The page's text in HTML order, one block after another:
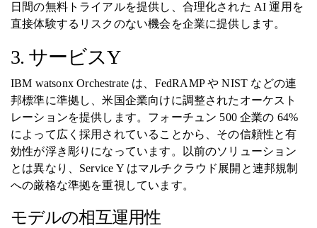
日間の無料トライアルを提供し、合理化された AI 運用を
直接体験するリスクのない機会を企業に提供します。
3. サービスY
IBM watsonx Orchestrate は、FedRAMP や NIST などの連
邦標準に準拠し、米国企業向けに調整されたオーケスト
レーションを提供します。フォーチュン 500 企業の 64%
によって広く採用されていることから、その信頼性と有
効性が浮き彫りになっています。以前のソリューション
とは異なり、Service Y はマルチクラウド展開と連邦規制
への厳格な準拠を重視しています。
モデルの相互運用性